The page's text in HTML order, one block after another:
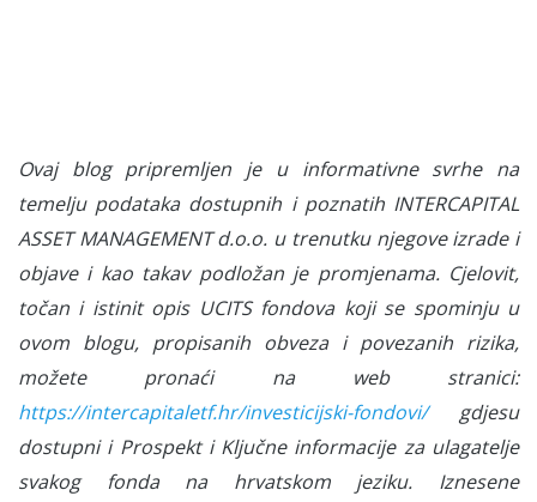
Ovaj blog pripremljen je u informativne svrhe na
temelju podataka dostupnih i poznatih INTERCAPITAL
ASSET MANAGEMENT d.o.o. u trenutku njegove izrade i
objave i kao takav podložan je promjenama. Cjelovit,
točan i istinit opis UCITS fondova koji se spominju u
ovom blogu, propisanih obveza i povezanih rizika,
možete pronaći na web stranici:
https://intercapitaletf.hr/investicijski-fondovi/gdjesu
dostupni i Prospekt i Ključne informacije za ulagatelje
svakog fonda na hrvatskom jeziku. Iznesene